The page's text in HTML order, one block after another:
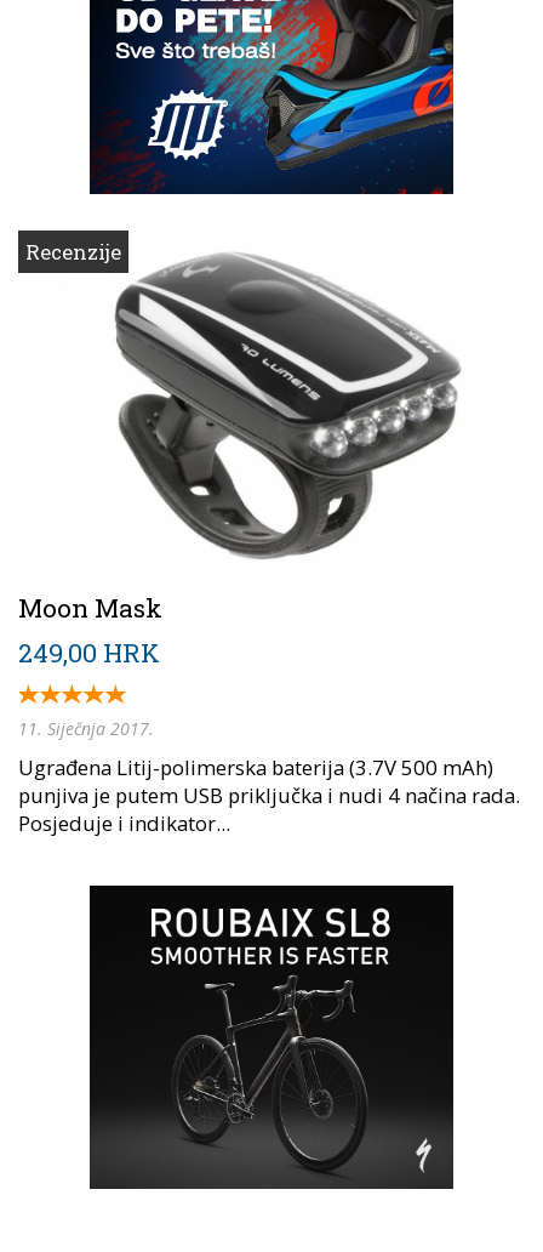
Recenzije
Moon Mask
249,00 HRK
11. Siječnja 2017.
Ugrađena Litij-polimerska baterija (3.7V 500 mAh)
punjiva je putem USB priključka i nudi 4 načina rada.
Posjeduje i indikator...